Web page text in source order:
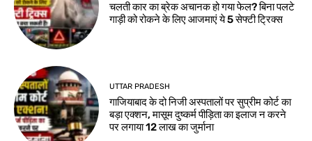
चलती कार का ब्रेक अचानक हो गया फेल? बिना पलटे
गाड़ी को रोकने के लिए आजमाएं ये 5 सेफ्टी ट्रिक्स
UTTAR PRADESH
गाजियाबाद के दो निजी अस्पतालों पर सुप्रीम कोर्ट का
बड़ा एक्शन, मासूम दुष्कर्म पीड़िता का इलाज न करने
पर लगाया 12 लाख का जुर्माना